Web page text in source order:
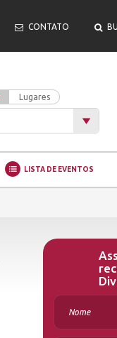
CONTATO
Lugares
LISTA DE EVENTOS